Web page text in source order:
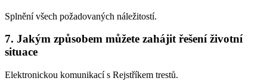
Splnění všech požadovaných náležitostí.
7. Jakým způsobem můžete zahájit řešení životní
situace
Elektronickou komunikací s Rejstříkem trestů.